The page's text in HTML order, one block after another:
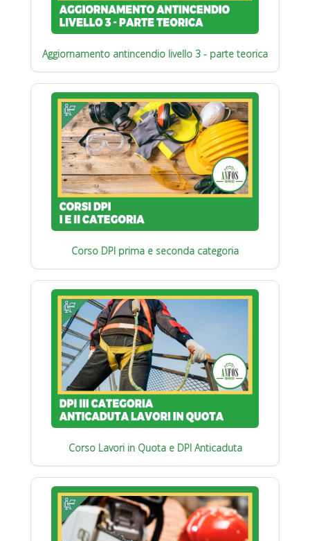
Aggiornamento antincendio livello 3 - parte teorica
Corso DPI prima e seconda categoria
Corso Lavori in Quota e DPI Anticaduta